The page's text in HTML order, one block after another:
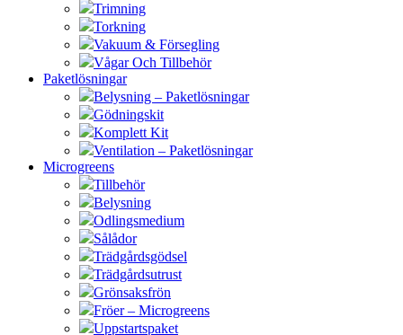
Trimning
Torkning
Vakuum & Försegling
Vågar Och Tillbehör
Paketlösningar
Belysning – Paketlösningar
Gödningskit
Komplett Kit
Ventilation – Paketlösningar
Microgreens
Tillbehör
Belysning
Odlingsmedium
Sålådor
Trädgårdsgödsel
Trädgårdsutrust
Grönsaksfrön
Fröer – Microgreens
Uppstartspaket